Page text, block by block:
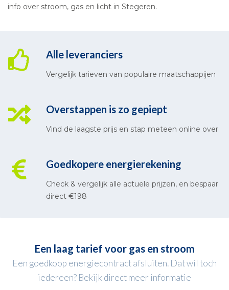
info over stroom, gas en licht in Stegeren.
Alle leveranciers
Vergelijk tarieven van populaire maatschappijen
Overstappen is zo gepiept
Vind de laagste prijs en stap meteen online over
Goedkopere energierekening
Check & vergelijk alle actuele prijzen, en bespaar
direct €198
Een laag tarief voor gas en stroom
Een goedkoop energiecontract afsluiten. Dat wil toch
iedereen? Bekijk direct meer informatie